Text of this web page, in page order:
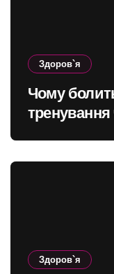
Здоров`я
Чому
тренування
Здоров`я